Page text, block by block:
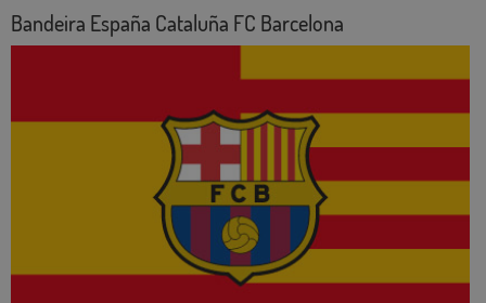
Bandeira España Cataluña FC Barcelona